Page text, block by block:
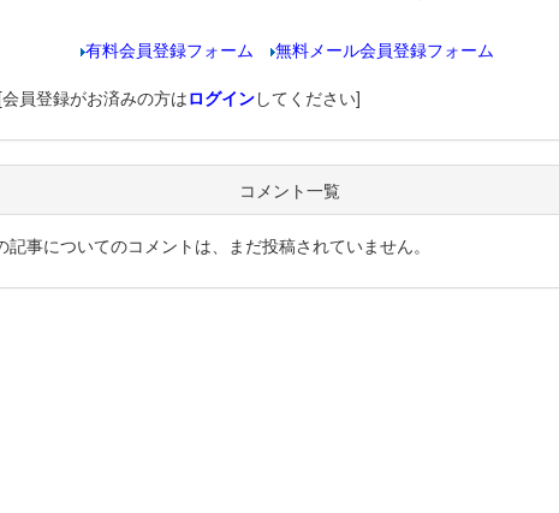
有料会員登録フォーム
無料メール会員登録フォーム
員登録がお済みの方はログインしてください]
コメント一覧
記事についてのコメントは、まだ投稿されていません。